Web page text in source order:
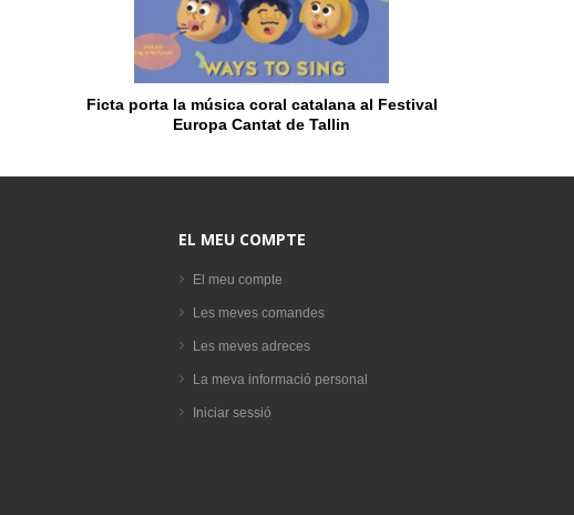
Ficta porta la música coral catalana al Festival
Europa Cantat de Tallin
EL MEU COMPTE
El meu compte
Les meves comandes
Les meves adreces
La meva informació personal
Iniciar sessió